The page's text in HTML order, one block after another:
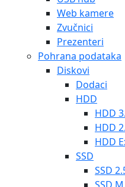
Web kamere
Zvučnici
Prezenteri
Pohrana podataka
Diskovi
Dodaci
HDD
HDD
HDD
HDD
SSD
SSD